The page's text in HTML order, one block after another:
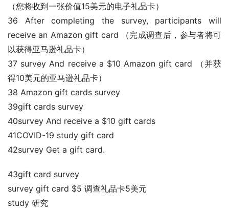
（您将收到一张价值15美元的电子礼品卡）
36 After completing the survey, participants will
receive an Amazon gift card （完成调查后，参与者将可
以获得亚马逊礼品卡）
37 survey And receive a $10 Amazon gift card （并获
得10美元的亚马逊礼品卡）
38 Amazon gift cards survey
39gift cards survey
40survey And receive a $10 gift cards
41COVID-19 study gift card
42survey Get a gift card.
43gift card survey
survey gift card $5 调查礼品卡5美元
study 研究